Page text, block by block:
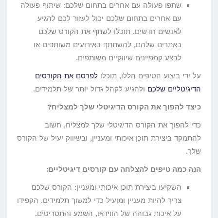
שתפו פעולה עם אחרים בתחום שלכם: שיתוף פעולה
עם אחרים בתחום שלכם יכול לעזור לכם להגיע
לאנשים חדשים. תוכלו לשתף את הקורס שלכם
באתרים שלהם, להשתתף באירועים משותפים או
לבצע קמפיינים שיווקיים משותפים.
על ידי ביצוע הטיפים הללו, תוכלו לפרסם את הקורסים
הדיגיטליים שלכם ולהגיע לקהל גדול יותר של תלמידים.
כיצד להפוך את הקורס הדיגיטלי שלך למצליח?
כדי להפוך את הקורס הדיגיטלי שלך למצליח, חשוב
להתמקד ביצירת תוכן איכותי ומעניין, ובשיווק יעיל של הקורס
שלך.
הנה כמה טיפים להצלחה עם קורסים דיגיטליים:
השקיעו ביצירת תוכן איכותי ומעניין: הקורס שלכם
צריך להיות מעניין ומועיל כדי למשוך תלמידים. הקפידו
על איכות גבוהה של הווידאו, השמע והתסריטים.